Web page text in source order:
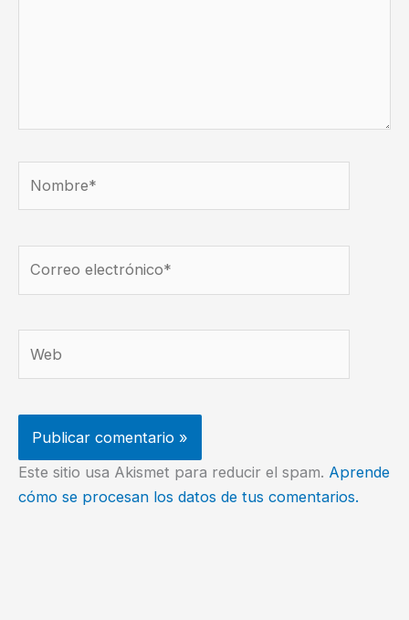
electrónico*
Este sitio usa Akismet para reducir el spam. Aprende
cómo se procesan los datos de tus comentarios.